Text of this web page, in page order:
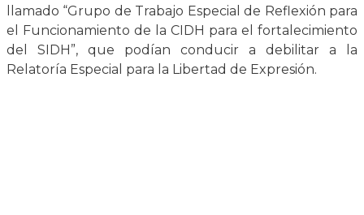
llamado “Grupo de Trabajo Especial de Reflexión para
el Funcionamiento de la CIDH para el fortalecimiento
del SIDH”, que podían conducir a debilitar a la
Relatoría Especial para la Libertad de Expresión.